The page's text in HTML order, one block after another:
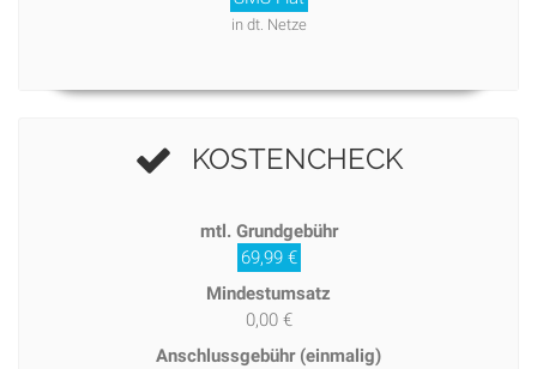
in dt. Netze
KOSTENCHECK
mtl. Grundgebühr
69,99 €
Mindestumsatz
0,00 €
Anschlussgebühr (einmalig)